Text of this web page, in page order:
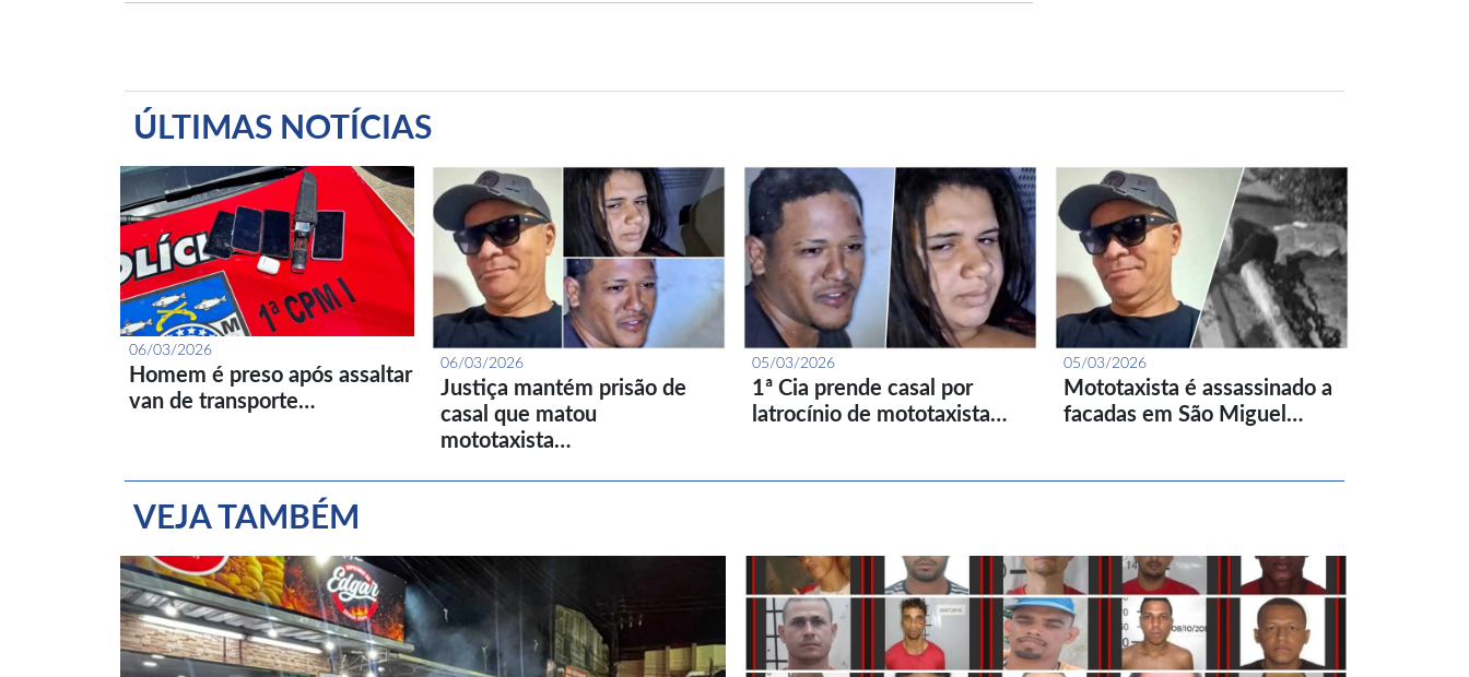
ÚLTIMAS NOTÍCIAS
06/03/2026
Homem é preso após assaltar
van de transporte…
06/03/2026
Justiça mantém prisão de
casal que matou
mototaxista…
05/03/2026
1ª Cia prende casal por
latrocínio de mototaxista…
05/03/2026
Mototaxista é assassinado a
facadas em São Miguel…
VEJA TAMBÉM